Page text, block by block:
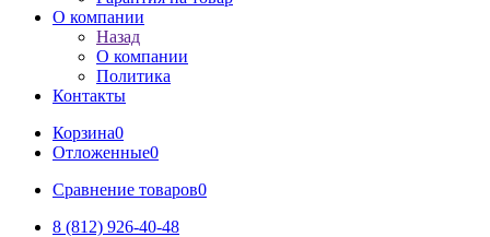
О компании
Назад
О компании
Политика
Контакты
Корзина0
Отложенные0
Сравнение товаров0
8 (812) 926-40-48